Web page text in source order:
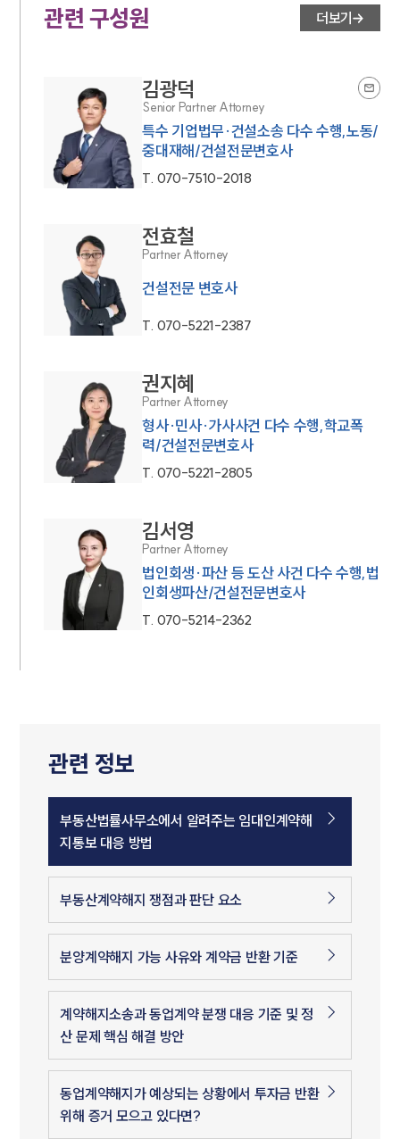
인재채용
만화로 보는 사례
관련 구성원 더보기
김광덕
Senior Partner Attorney
특수 기업법무·건설소송 다수 수행,노동/
중대재해/건설전문변호사
T. 070-7510-2018
전효철
Partner Attorney
건설전문 변호사
T. 070-5221-2387
권지혜
Partner Attorney
형사·민사·가사사건 다수 수행,학교폭
력/건설전문변호사
T. 070-5221-2805
김서영
Partner Attorney
법인회생·파산 등 도산 사건 다수 수행,법
인회생파산/건설전문변호사
T. 070-5214-2362
관련 정보
부동산법률사무소에서 알려주는 임대인계약해
지통보 대응 방법
부동산계약해지 쟁점과 판단 요소
분양계약해지 가능 사유와 계약금 반환 기준
계약해지소송과 동업계약 분쟁 대응 기준 및 정
산 문제 핵심 해결 방안
동업계약해지가 예상되는 상황에서 투자금 반환
위해 증거 모으고 있다면?